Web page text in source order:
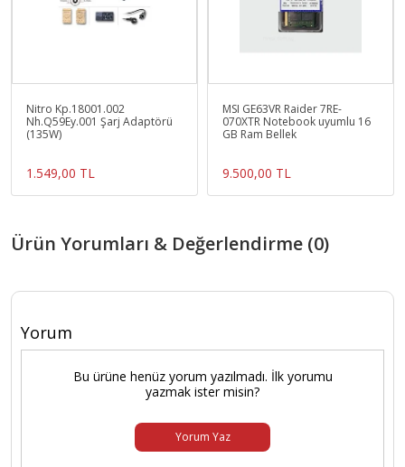
Nitro Kp.18001.002
Nh.Q59Ey.001 Şarj Adaptörü
(135W)
1.549,00 TL
MSI GE63VR Raider 7RE-
070XTR Notebook uyumlu 16
GB Ram Bellek
9.500,00 TL
Ürün Yorumları & Değerlendirme (0)
Yorum
Bu ürüne henüz yorum yazılmadı. İlk yorumu
yazmak ister misin?
Yorum Yaz